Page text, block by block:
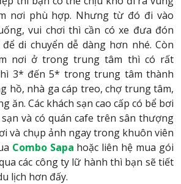
nơi phù hợp. Nhưng từ đó đi vào
vui chơi thì cần có xe đưa đón
di chuyển dễ dàng hơn nhé. Còn
nơi ở trong trung tâm thì có rất
3* đến 5* trong trung tâm thành
hồ, nhà ga cáp treo, chợ trung tâm,
ăn. Các khách sạn cao cấp có bể bơi
và có quán cafe trên sân thượng
và chụp ảnh ngay trong khuôn viên
Combo Sapa hoặc liên hệ mua gói
các công ty lữ hành thì bạn sẽ tiết
lịch hơn đấy.